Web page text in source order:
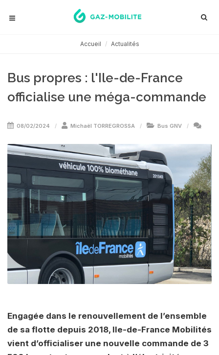
Accueil Actualités
Bus propres : l'Ile-de-France
officialise une méga-commande
08/02/2024 Michaël TORREGROSSA Bus GNV
Engagée dans le renouvellement de l’ensemble
de sa flotte depuis 2018, Ile-de-France Mobilités
vient d’officialiser une nouvelle commande de 3